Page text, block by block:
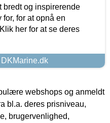
bredt og inspirerende
for at opnå en
her for at se deres
webshops og anmeldt
bl.a. deres prisniveau,
brugervenlighed,